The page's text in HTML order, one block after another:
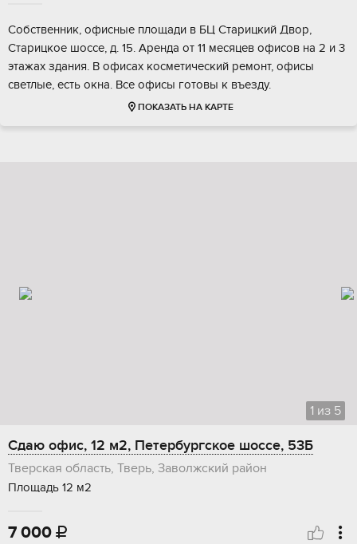
Собственник, офисные площади в БЦ Старицкий Двор,
Старицкое шоссе, д. 15. Аренда от 11 месяцев офисов на 2 и 3
этажах здания. В офисах косметический ремонт, офисы
светлые, есть окна. Все офисы готовы к въезду.
ПОКАЗАТЬ НА КАРТЕ
1 из 5
Сдаю офис, 12 м2, Петербургское шоссе, 53Б
Тверская область, Тверь, Заволжский район
Площадь 12 м2
7 000 